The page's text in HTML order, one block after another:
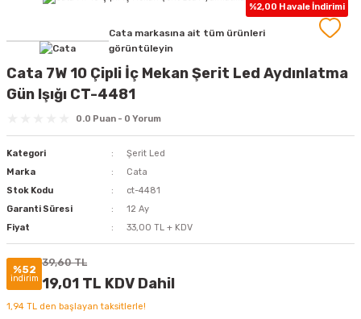
%2,00 Havale İndirimi
Cata markasına ait tüm ürünleri
görüntüleyin
Cata 7W 10 Çipli İç Mekan Şerit Led Aydınlatma
Gün Işığı CT-4481
0.0 Puan - 0 Yorum
Kategori
Şerit Led
Marka
Cata
Stok Kodu
ct-4481
Garanti Süresi
12 Ay
Fiyat
33,00 TL + KDV
%52
indirim
39,60 TL
19,01 TL KDV Dahil
1,94 TL den başlayan taksitlerle!